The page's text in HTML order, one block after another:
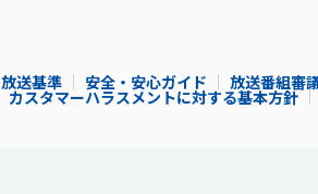
放送基準 安全・安心ガイド 放送番組審
カスタマーハラスメントに対する基本方針